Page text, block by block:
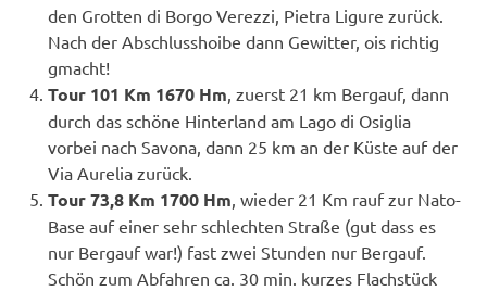
den Grotten di Borgo Verezzi, Pietra Ligure zurück.
Nach der Abschlusshoibe dann Gewitter, ois richtig
gmacht!
Tour 101 Km 1670 Hm , zuerst 21 km Bergauf, dann
durch das schöne Hinterland am Lago di Osiglia
vorbei nach Savona, dann 25 km an der Küste auf der
Via Aurelia zurück.
Tour 73,8 Km 1700 Hm , wieder 21 Km rauf zur Nato-
Base auf einer sehr schlechten Straße (gut dass es
nur Bergauf war!) fast zwei Stunden nur Bergauf.
Schön zum Abfahren ca. 30 min. kurzes Flachstück